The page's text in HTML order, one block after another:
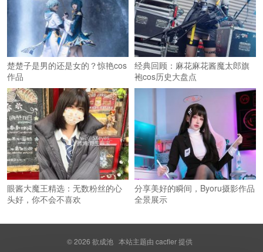
楚楚子是男的还是女的？惊艳cos
作品
经典回顾：麻花麻花酱魔太郎旗
袍cos历史大盘点
眼酱大魔王精选：无数粉丝的心
头好，你不会不喜欢
分享美好的瞬间，Byoru摄影作品
全景展示
© 2026 欲成池 本站主题由 cacfier提供